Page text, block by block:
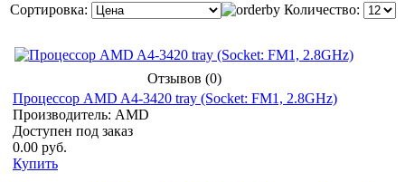
Сортировка: Количество:
Отзывов (0)
Процессор AMD A4-3420 tray (Socket: FM1, 2.8GHz)
Производитель: AMD
Доступен под заказ
0.00 руб.
Купить